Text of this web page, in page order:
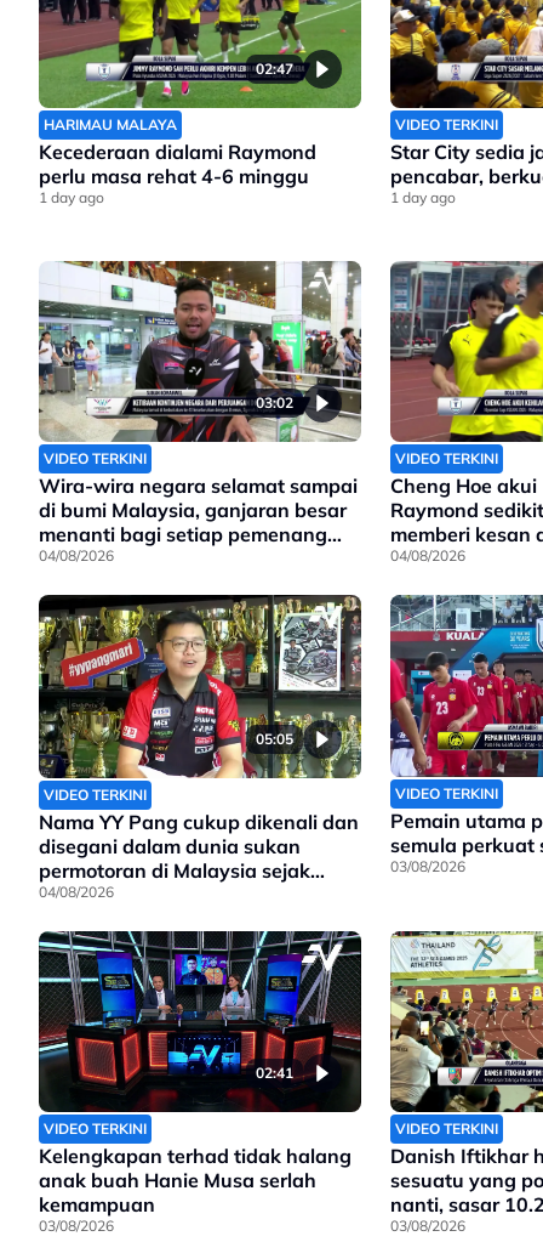
02:47
HARIMAU MALAYA
Kecederaan dialami Raymond
perlu masa rehat 4-6 minggu
1 day ago
VIDEO TERKINI
Star City sedia
pencabar,
1 day ago
03:02
VIDEO TERKINI
Wira-wira negara selamat sampai
di bumi Malaysia, ganjaran besar
menanti bagi setiap pemenang
pingat di Sukan Komanwel 2026
04/08/2026
VIDEO TERKINI
Cheng Hoe
Raymond
memberi kesan
Harimau Malaya
04/08/2026
05:05
VIDEO TERKINI
Nama YY Pang cukup dikenali dan
disegani dalam dunia sukan
permotoran di Malaysia sejak
90an, dan kini anak kepada
yang telah ditinggalkan
04/08/2026
VIDEO TERKINI
Pemain utama
semula perkuat
03/08/2026
02:41
VIDEO TERKINI
Kelengkapan terhad tidak halang
anak buah Hanie Musa serlah
kemampuan
03/08/2026
VIDEO TERKINI
Danish Iftikhar
sesuatu yang
nanti, sasar
03/08/2026